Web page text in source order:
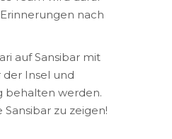
nach
auf Sansibar mit
der Insel und
behalten werden.
zu zeigen!